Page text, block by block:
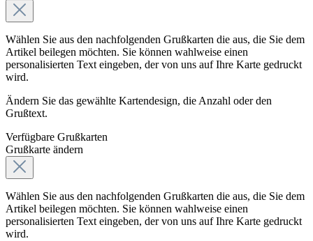
Wählen Sie aus den nachfolgenden Grußkarten die aus, die Sie dem
Artikel beilegen möchten. Sie können wahlweise einen
personalisierten Text eingeben, der von uns auf Ihre Karte gedruckt
wird.
Ändern Sie das gewählte Kartendesign, die Anzahl oder den
Grußtext.
Verfügbare Grußkarten
Grußkarte ändern
Wählen Sie aus den nachfolgenden Grußkarten die aus, die Sie dem
Artikel beilegen möchten. Sie können wahlweise einen
personalisierten Text eingeben, der von uns auf Ihre Karte gedruckt
wird.